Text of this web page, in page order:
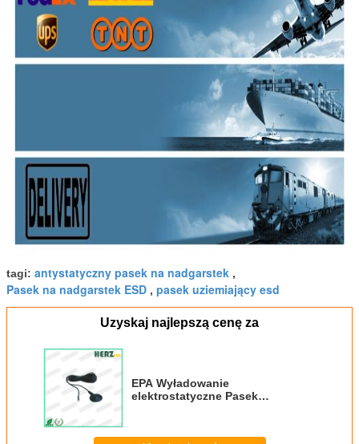
tagi: antystatyczny pasek na nadgarstek ,
Pasek na nadgarstek ESD , pasek uziemiający esd
Uzyskaj najlepszą cenę za
EPA Wyładowanie
elektrostatyczne Pasek
Przewód uziemiający